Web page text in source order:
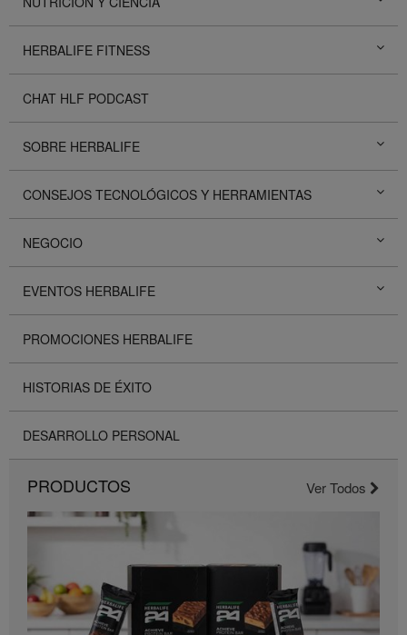
HERBALIFE FITNESS
CHAT HLF PODCAST
SOBRE HERBALIFE
CONSEJOS TECNOLÓGICOS Y HERRAMIENTAS
NEGOCIO
EVENTOS HERBALIFE
PROMOCIONES HERBALIFE
HISTORIAS DE ÉXITO
DESARROLLO PERSONAL
PRODUCTOS Ver Todos